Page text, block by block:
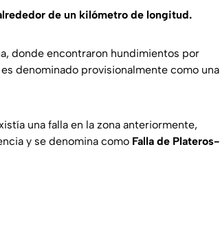
de un kilómetro de longitud.
donde encontraron hundimientos por
denominado provisionalmente como una
una falla en la zona anteriormente,
y se denomina como Falla de Plateros-